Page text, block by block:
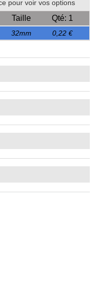
pour voir vos options
Taille Qté: 1
32mm 0,22 €